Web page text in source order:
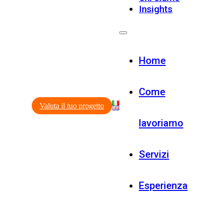
Valuta il tuo progetto
Insights
Home
Come
lavoriamo
Servizi
Esperienza